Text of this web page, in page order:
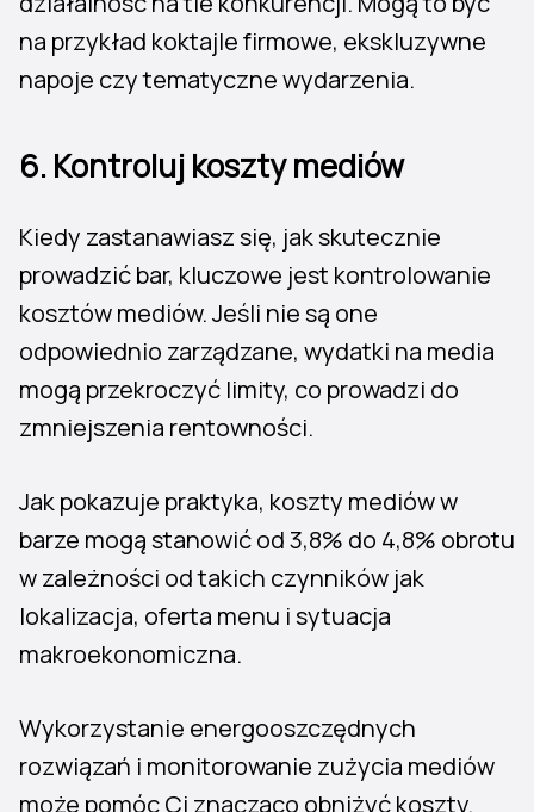
na przykład koktajle firmowe, ekskluzywne
napoje czy tematyczne wydarzenia.
6. Kontroluj koszty mediów
Kiedy zastanawiasz się, jak skutecznie
prowadzić bar, kluczowe jest kontrolowanie
kosztów mediów. Jeśli nie są one
odpowiednio zarządzane, wydatki na media
mogą przekroczyć limity, co prowadzi do
zmniejszenia rentowności.
Jak pokazuje praktyka, koszty mediów w
barze mogą stanowić od 3,8% do 4,8% obrotu
w zależności od takich czynników jak
lokalizacja, oferta menu i sytuacja
makroekonomiczna.
Wykorzystanie energooszczędnych
rozwiązań i monitorowanie zużycia mediów
może pomóc Ci znacząco obniżyć koszty.